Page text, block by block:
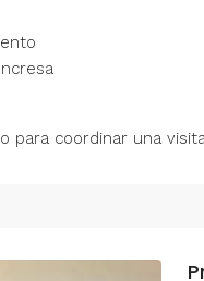
para coordinar una